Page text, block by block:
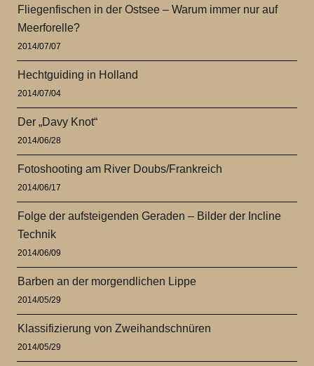
Fliegenfischen in der Ostsee – Warum immer nur auf
Meerforelle?
2014/07/07
Hechtguiding in Holland
2014/07/04
Der „Davy Knot“
2014/06/28
Fotoshooting am River Doubs/Frankreich
2014/06/17
Folge der aufsteigenden Geraden – Bilder der Incline
Technik
2014/06/09
Barben an der morgendlichen Lippe
2014/05/29
Klassifizierung von Zweihandschnüren
2014/05/29